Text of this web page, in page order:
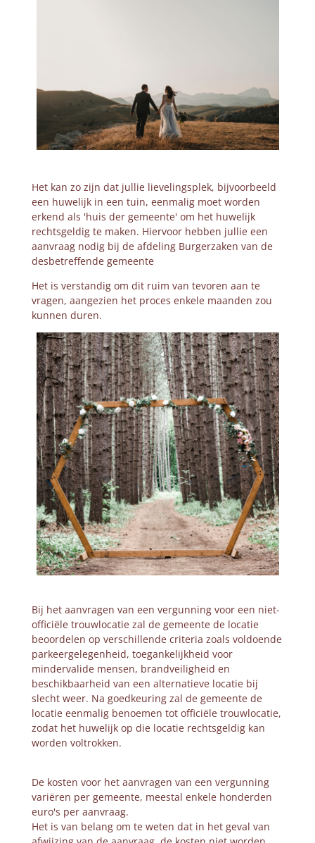
Het kan zo zijn dat jullie lievelingsplek, bijvoorbeeld
een huwelijk in een tuin, eenmalig moet worden
erkend als 'huis der gemeente' om het huwelijk
rechtsgeldig te maken. Hiervoor hebben jullie een
aanvraag nodig bij de afdeling Burgerzaken van de
desbetreffende gemeente
Het is verstandig om dit ruim van tevoren aan te
vragen, aangezien het proces enkele maanden zou
kunnen duren.
Bij het aanvragen van een vergunning voor een niet-
officiële trouwlocatie zal de gemeente de locatie
beoordelen op verschillende criteria zoals voldoende
parkeergelegenheid, toegankelijkheid voor
mindervalide mensen, brandveiligheid en
beschikbaarheid van een alternatieve locatie bij
slecht weer. Na goedkeuring zal de gemeente de
locatie eenmalig benoemen tot officiële trouwlocatie,
zodat het huwelijk op die locatie rechtsgeldig kan
worden voltrokken.
De kosten voor het aanvragen van een vergunning
variëren per gemeente, meestal enkele honderden
euro's per aanvraag.
Het is van belang om te weten dat in het geval van